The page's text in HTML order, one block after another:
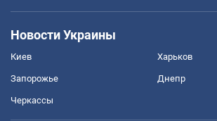
Новости Украины
Киев Харьков
Запорожье Днепр
Черкассы